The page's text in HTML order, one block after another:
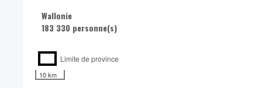
Wallonie
183 330 personne(s)
Limite de province
10 km